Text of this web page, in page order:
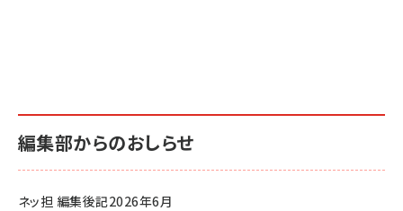
編集部からのおしらせ
ネッ担 編集後記2026年6月